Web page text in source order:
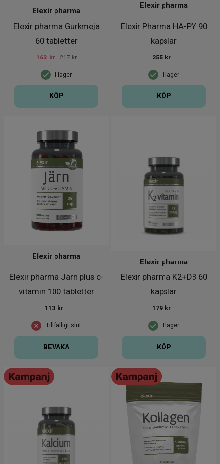
Elexir pharma Gurkmeja
60 tabletter
Elexir pharma
I lager
163 kr 217 kr
KÖP
Elexir Pharma HA-PY 90
kapslar
Elexir pharma
I lager
255 kr
KÖP
Elexir pharma Järn plus c-
vitamin 100 tabletter
Elexir pharma
Tillfälligt slut
113 kr
BEVAKA
Elexir pharma K2+D3 60
kapslar
Elexir pharma
I lager
179 kr
KÖP